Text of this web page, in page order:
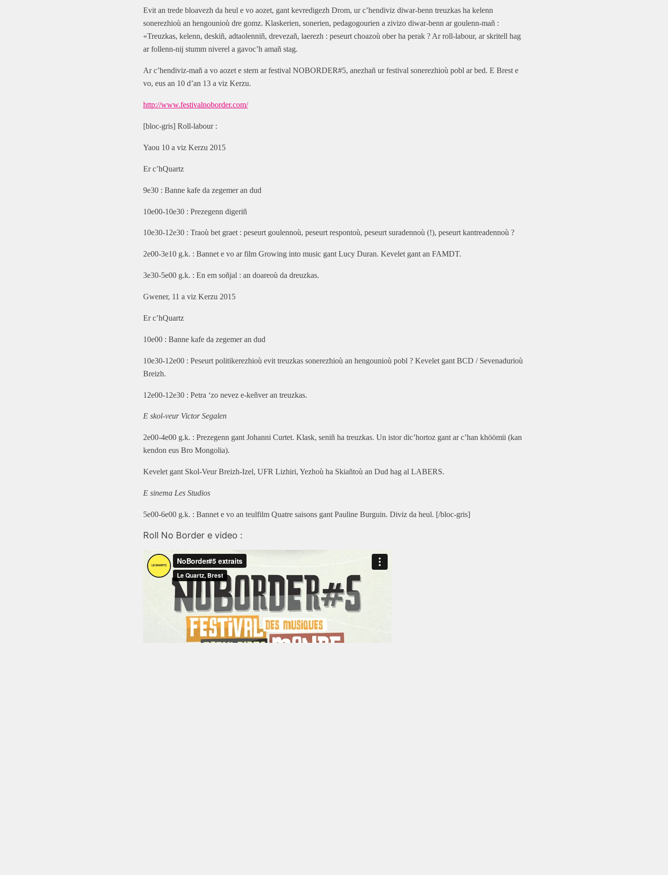
Evit an trede bloavezh da heul e vo aozet, gant kevredigezh Drom, ur c’hendiviz diwar-benn treuzkas ha kelenn
sonerezhioù an hengounioù dre gomz. Klaskerien, sonerien, pedagogourien a zivizo diwar-benn ar goulenn-mañ :
«Treuzkas, kelenn, deskiñ, adtaolenniñ, drevezañ, laerezh : peseurt choazoù ober ha perak ? Ar roll-labour, ar skritell hag
ar follenn-nij stumm niverel a gavoc’h amañ stag.
Ar c’hendiviz-mañ a vo aozet e stern ar festival NOBORDER#5, anezhañ ur festival sonerezhioù pobl ar bed. E Brest e
vo, eus an 10 d’an 13 a viz Kerzu.
http://www.festivalnoborder.com/
[bloc-gris] Roll-labour :
Yaou 10 a viz Kerzu 2015
Er c’hQuartz
9e30 : Banne kafe da zegemer an dud
10e00-10e30 : Prezegenn digeriñ
10e30-12e30 : Traoù bet graet : peseurt goulennoù, peseurt respontoù, peseurt suradennoù (!), peseurt kantreadennoù ?
2e00-3e10 g.k. : Bannet e vo ar film Growing into music gant Lucy Duran. Kevelet gant an FAMDT.
3e30-5e00 g.k. : En em soñjal : an doareoù da dreuzkas.
Gwener, 11 a viz Kerzu 2015
Er c’hQuartz
10e00 : Banne kafe da zegemer an dud
10e30-12e00 : Peseurt politikerezhioù evit treuzkas sonerezhioù an hengounioù pobl ? Kevelet gant BCD / Sevenadurioù
Breizh.
12e00-12e30 : Petra ‘zo nevez e-keñver an treuzkas.
E skol-veur Victor Segalen
2e00-4e00 g.k. : Prezegenn gant Johanni Curtet. Klask, seniñ ha treuzkas. Un istor dic’hortoz gant ar c’han khöömii (kan
kendon eus Bro Mongolia).
Kevelet gant Skol-Veur Breizh-Izel, UFR Lizhiri, Yezhoù ha Skiañtoù an Dud hag al LABERS.
E sinema Les Studios
5e00-6e00 g.k. : Bannet e vo an teulfilm Quatre saisons gant Pauline Burguin. Diviz da heul. [/bloc-gris]
Roll No Border e video :